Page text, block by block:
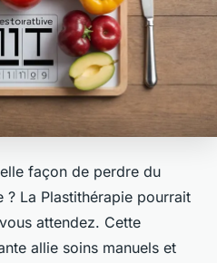
façon de perdre du
La Plastithérapie pourrait
attendez. Cette
allie soins manuels et